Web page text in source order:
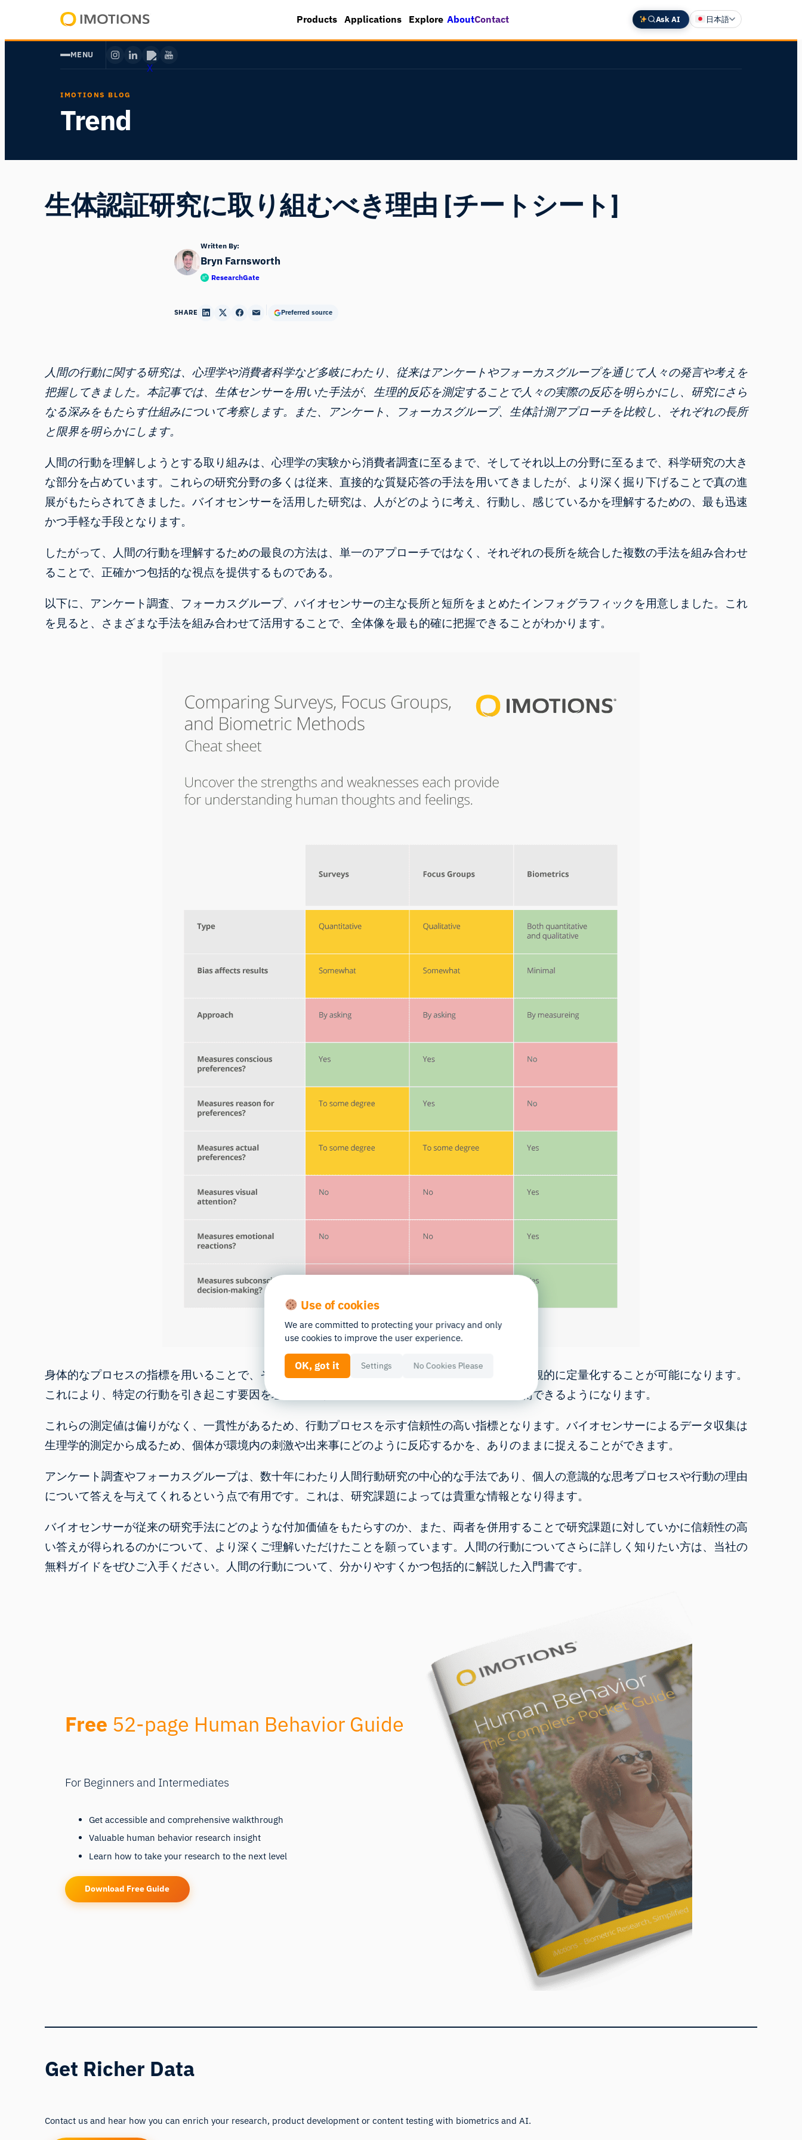
を
Human
Products Applications Explore AboutContact Ask AI 日本語
English
MENU
IMOTIONS BLOG
Trend
生体認証研究に取り組むべき理由 [チートシート]
Written By:
Bryn Farnsworth
ResearchGate
SHARE Preferred source
人間の行動に関する研究は、心理学や消費者科学など多岐にわたり、従来はアンケートやフォーカスグループを通じて人々の発言や考えを
把握してきました。本記事では、生体センサーを用いた手法が、生理的反応を測定することで人々の実際の反応を明らかにし、研究にさら
なる深みをもたらす仕組みについて考察します。また、アンケート、フォーカスグループ、生体計測アプローチを比較し、それぞれの長所
と限界を明らかにします。
人間の行動を理解しようとする取り組みは、心理学の実験から消費者調査に至るまで、そしてそれ以上の分野に至るまで、科学研究の大き
な部分を占めています。これらの研究分野の多くは従来、直接的な質疑応答の手法を用いてきましたが、より深く掘り下げることで真の進
展がもたらされてきました。バイオセンサーを活用した研究は、人がどのように考え、行動し、感じているかを理解するための、最も迅速
かつ手軽な手段となります。
したがって、人間の行動を理解するための最良の方法は、単一のアプローチではなく、それぞれの長所を統合した複数の手法を組み合わせ
ることで、正確かつ包括的な視点を提供するものである。
以下に、 アンケート調査、フォーカスグループ、バイオセンサーの主な長所と短所をまとめたインフォグラフィックを用意しました。これ
を見ると、さまざまな手法を組み合わせて活用することで、全体像を最も的確に把握できることがわかります。
身体的なプロセスの指標を用いることで、それらが人間の行動
とどのように関連しているかを客観的に定量化することが可能になります。
これにより、特定の行動を引き起こす要因を理解し、その行動がいつ再び起こるかを確実に予測できるようになります。
これらの測定値は偏りがなく 、一貫性があるため、行動プロセスを示す信頼性の高い指標となります。バイオセンサーによるデータ収集は
生理学的測定から成るため、個体が環境内の刺激や出来事にどのように反応するかを、ありのままに捉えることができます。
アンケート調査やフォーカスグループは、数十年にわたり人間行動研究の中心的な手法であり、個人の意識的な思考プロセスや行動の理由
について答えを与えてくれるという点で有用です。これは、研究課題によっては貴重な情報となり得ます。
バイオセンサーが従来の研究手法にどのような付加価値をもたらすのか、また、両者を併用することで研究課題に対していかに信頼性の高
い答えが得られるのかについて、より深くご理解いただけたことを願っています。人間の行動についてさらに詳しく知りたい方は、当社の
無料ガイドをぜひご入手ください。人間の行動について、分かりやすくかつ包括的に解説した入門書です。
Free 52-page Human Behavior Guide
For Beginners and Intermediates
Get accessible and comprehensive walkthrough
Valuable human behavior research insight
Learn how to take your research to the next level
Download Free Guide
Get Richer Data
Contact us and hear how you can enrich your research, product development or content testing with biometrics and AI.
Use of cookies
We are committed to protecting your privacy and only
use cookies to improve the user experience.
OK, got it Settings No Cookies Please